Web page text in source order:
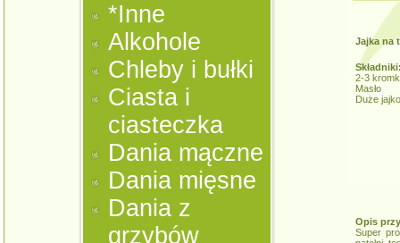
*Inne
Alkohole
Chleby i bułki
Ciasta i
ciasteczka
Dania mączne
Dania mięsne
Dania z
grzybów
Jajka na
2-3
Masło
Duże jajko
Opis
Super